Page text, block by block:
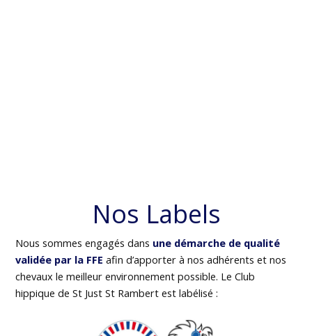
Nos Labels
Nous sommes engagés dans une démarche de qualité
validée par la FFE afin d’apporter à nos adhérents et nos
chevaux le meilleur environnement possible. Le Club
hippique de St Just St Rambert est labélisé :